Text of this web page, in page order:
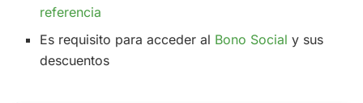
referencia
Es requisito para acceder al Bono Social y sus
descuentos